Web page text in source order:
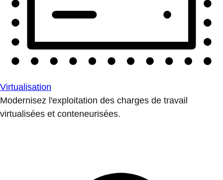
Virtualisation
Modernisez l'exploitation des charges de travail
virtualisées et conteneurisées.